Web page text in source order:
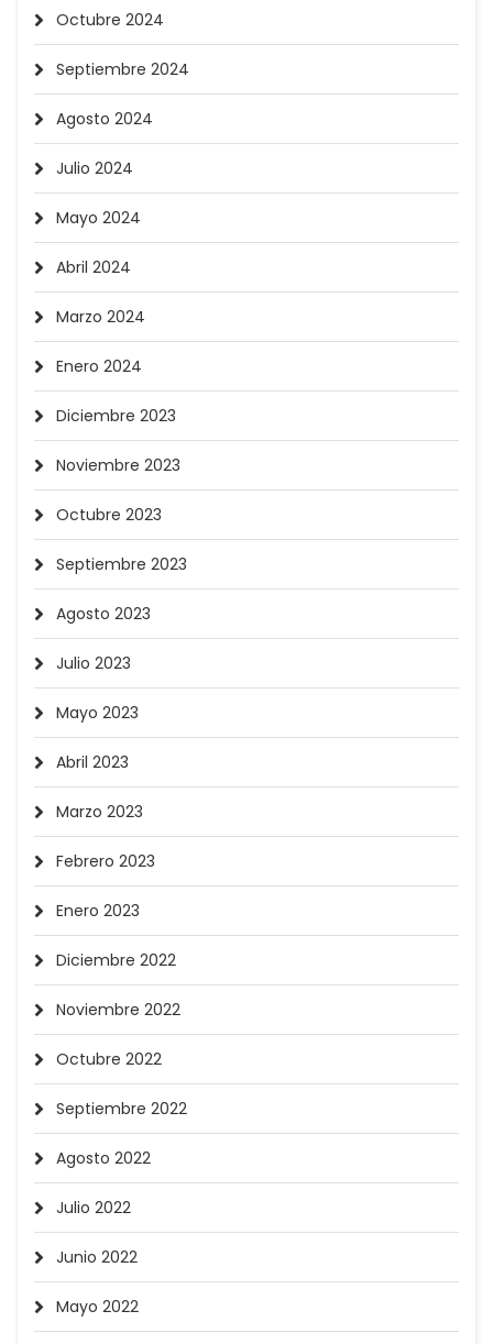
Octubre 2024
Septiembre 2024
Agosto 2024
Julio 2024
Mayo 2024
Abril 2024
Marzo 2024
Enero 2024
Diciembre 2023
Noviembre 2023
Octubre 2023
Septiembre 2023
Agosto 2023
Julio 2023
Mayo 2023
Abril 2023
Marzo 2023
Febrero 2023
Enero 2023
Diciembre 2022
Noviembre 2022
Octubre 2022
Septiembre 2022
Agosto 2022
Julio 2022
Junio 2022
Mayo 2022